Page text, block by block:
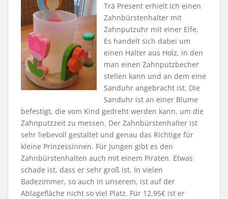
Trä Present erhielt ich einen
Zahnbürstenhalter mit
Zahnputzuhr mit einer Elfe.
Es handelt sich dabei um
einen Halter aus Holz, in den
man einen Zahnputzbecher
stellen kann und an dem eine
Sanduhr angebracht ist. Die
Sanduhr ist an einer Blume
befestigt, die vom Kind gedreht werden kann, um die
Zahnputzzeit zu messen. Der Zahnbürstenhalter ist
sehr liebevoll gestaltet und genau das Richtige für
kleine Prinzessinnen. Für Jungen gibt es den
Zahnbürstenhalten auch mit einem Piraten. Etwas
schade ist, dass er sehr groß ist. In vielen
Badezimmer, so auch in unserem, ist auf der
Ablagefläche nicht so viel Platz. Für 12,95€ ist er